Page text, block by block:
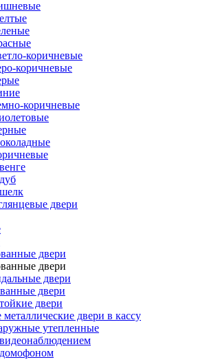
коричневые
коричневые
коричневые
двери
двери
двери
двери
двери
двери
двери в кассу
утепленные